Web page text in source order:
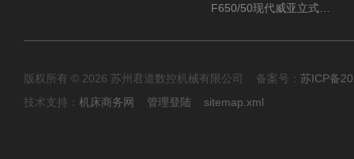
版权所有 © 2026 苏州君道数控机械有限公司 备案号： 苏ICP备
技术支持： 机床商务网 管理登陆 sitemap.xml